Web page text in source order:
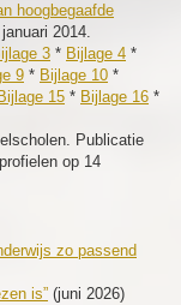
hoogbegaafde
2014.
3 * Bijlage 4 *
9 * Bijlage 10 *
Bijlage 15 * Bijlage 16 *
Publicatie
op 14
zo passend
is” (juni 2026)